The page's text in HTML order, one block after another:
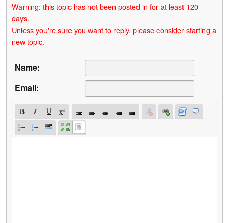
Warning: this topic has not been posted in for at least 120
days.
Unless you're sure you want to reply, please consider starting a
new topic.
Name:
Email: